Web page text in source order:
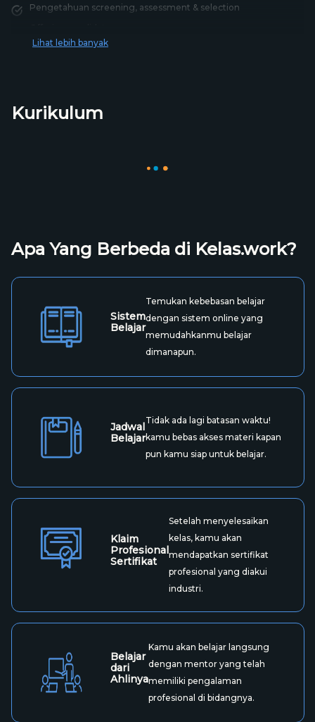
Pengetahuan screening, assessment & selection
Onboarding & flowchart
Lihat lebih banyak
Kurikulum
Chapter 2 : Manpower
Chapter 3 : Requisition
Chapter 4 : Job Analysis
Apa Yang Berbeda di Kelas.work?
Temukan kebebasan belajar
dengan sistem online yang
memudahkanmu belajar
dimanapun.
Jadwal
pun kamu siap untuk belajar.